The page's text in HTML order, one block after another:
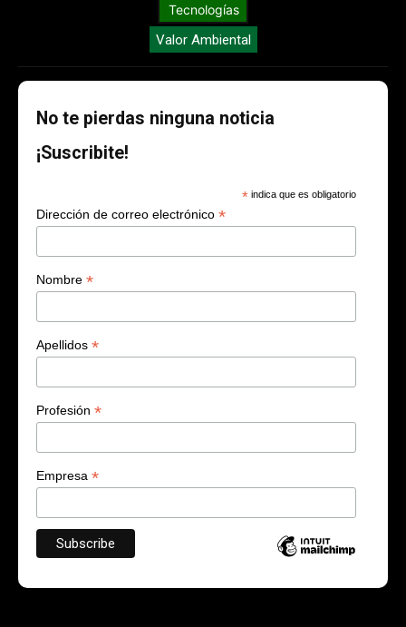
Tecnologías
Valor Ambiental
No te pierdas ninguna noticia
¡Suscribite!
* indica que es obligatorio
Dirección de correo electrónico *
Nombre *
Apellidos *
Profesión *
Empresa *